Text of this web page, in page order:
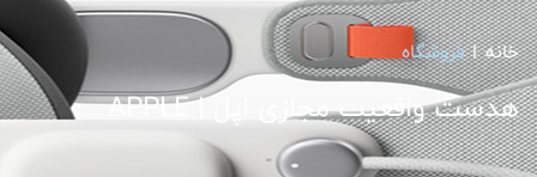
خانه فروشگاه
هدست واقعیت مجازی اپل | APPLE